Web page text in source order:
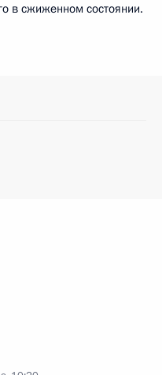
в сжиженном состоянии.